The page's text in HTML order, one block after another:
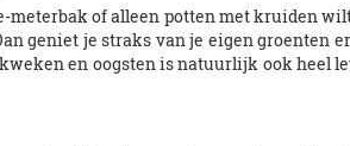
of alleen potten met kruiden
geniet je straks van je eigen groenten
en oogsten is natuurlijk ook heel